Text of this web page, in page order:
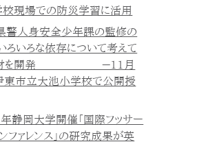
校現場での防災学習に活用
警人身安全少年課の監修の
いろいろな依存について考えて
教材を開発 －11月
東市立大池小学校で公開授
静岡大学開催「国際フッサー
ンファレンス」の研究成果が英